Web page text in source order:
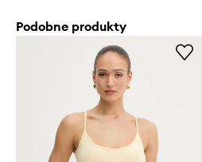
Podobne produkty